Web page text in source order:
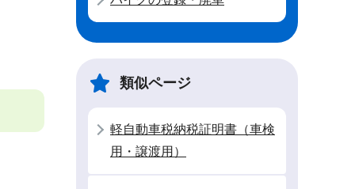
類似ページ
軽自動車税納税証明書（車検
用・譲渡用）